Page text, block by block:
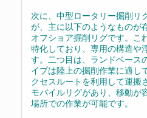
次に、中型ロータリー掘削リ
が、主に以下のようなものが
オフショア掘削リグです。こ
特化しており、専用の構造や
す。二つ目は、ランドベース
イプは陸上の掘削作業に適し
クセスルートを利用して運搬
モバイルリグがあり、移動が
場所での作業が可能です。